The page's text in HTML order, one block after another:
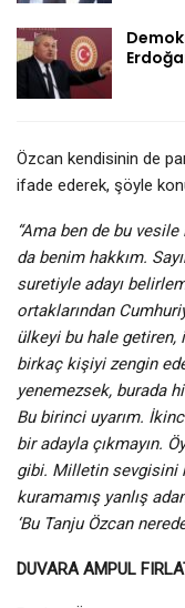
Özcan kendisinin de
ifade ederek, şöyle
“Ama ben de bu
da benim hakkım.
suretiyle adayı
ortaklarından
ülkeyi bu hale getiren,
birkaç kişiyi zengin
yenemezsek, burada
Bu birinci uyarım.
bir adayla çıkmayın.
gibi. Milletin sevgisini
kuramamış yanlış
‘Bu Tanju Özcan
DUVARA AMPUL